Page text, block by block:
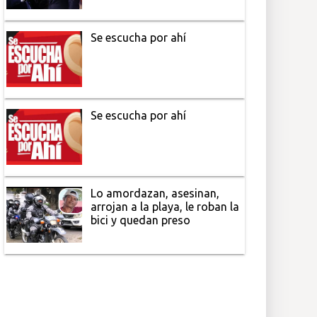
Se escucha por ahí
Se escucha por ahí
Lo amordazan, asesinan,
arrojan a la playa, le roban la
bici y quedan preso